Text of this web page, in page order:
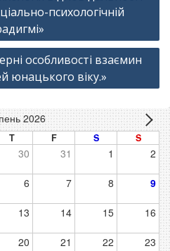
психологічній
особливості взаємин
юнацького віку.»
2026
T F S S
30 31 1 2
6 7 8 9
13 14 15 16
20 21 22 23